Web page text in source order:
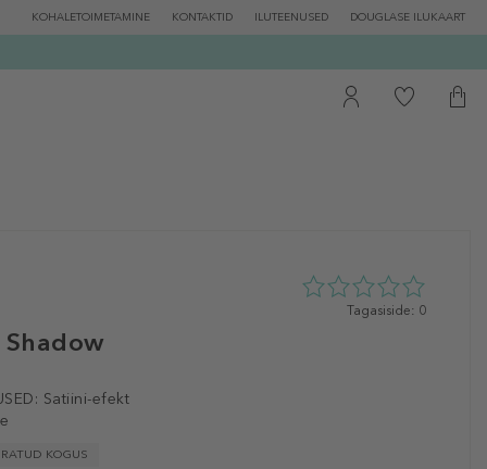
KOHALETOIMETAMINE KONTAKTID ILUTEENUSED DOUGLASE ILUKAART
Satiini-efekt
KOGUS
0
Tagasiside: 0